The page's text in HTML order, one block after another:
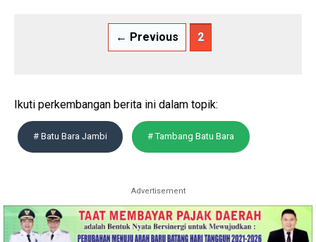
← Previous 2
Ikuti perkembangan berita ini dalam topik:
# Batu Bara Jambi # Tambang Batu Bara
Advertisement